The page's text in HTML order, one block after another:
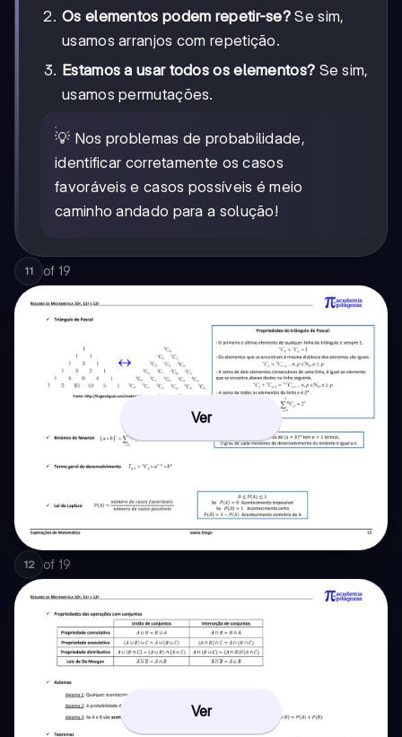
Os elementos podem repetir-se? Se sim,
usamos arranjos com repetição.
Estamos a usar todos os elementos? Se sim,
usamos permutações.
💡 Nos problemas de probabilidade,
identificar corretamente os casos
favoráveis e casos possíveis é meio
caminho andado para a solução!
11 of 19
Ver
12 of 19
Ver